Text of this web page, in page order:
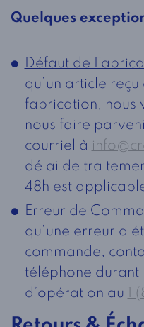
Quelques
Défaut de
qu’un article
fabrication, nous
nous faire
courriel à
délai de
48h est
Erreur de
qu’une erreur a
commande,
téléphone durant
d’opération au 1